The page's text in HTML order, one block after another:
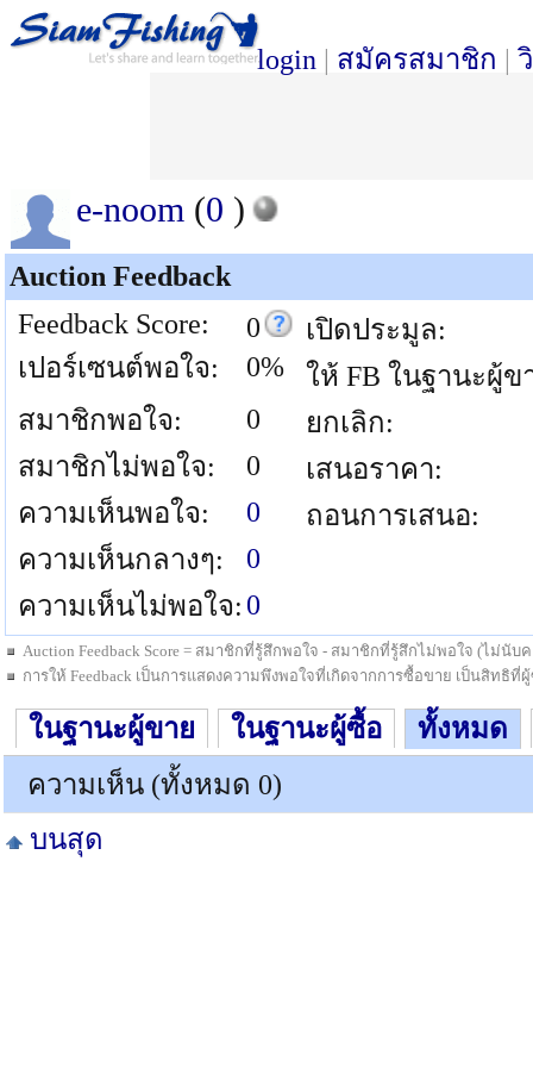
login | สมัครสมาชิก |
e-noom (0 )
Auction Feedback
Feedback Score:
0
เปอร์เซนต์พอใจ:
0%
สมาชิกพอใจ:
0
สมาชิกไม่พอใจ:
0
ความเห็นพอใจ:
0
ความเห็นกลางๆ:
0
ความเห็นไม่พอใจ: 0
เปิดประมูล:
ให้ FB ในฐานะผู้ข
ยกเลิก:
เสนอราคา:
ถอนการเสนอ:
Auction Feedback Score = สมาชิกที่รู้สึกพอใจ - สมาชิกที่รู้สึกไม่พอใจ (ไม่นั
การให้ Feedback เป็นการแสดงความพึงพอใจที่เกิดจากการซื้อขาย เป็นสิทธิ
ในฐานะผู้ขาย ในฐานะผู้ซื้อ
ทั้งหมด
ความเห็น (ทั้งหมด 0)
บนสุด